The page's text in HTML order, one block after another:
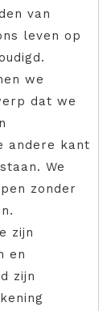
van
leven op
we
dat we
andere kant
We
zonder
zijn
en
zijn